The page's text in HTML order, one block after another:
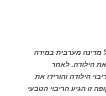
מערבית במידה
הילודה. לאחר
הילודה והורידו את
לילדות ל-12. בתקופה זו הגיע הריבוי הטבעי